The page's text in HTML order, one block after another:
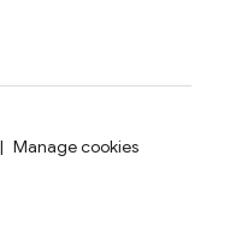
Manage cookies